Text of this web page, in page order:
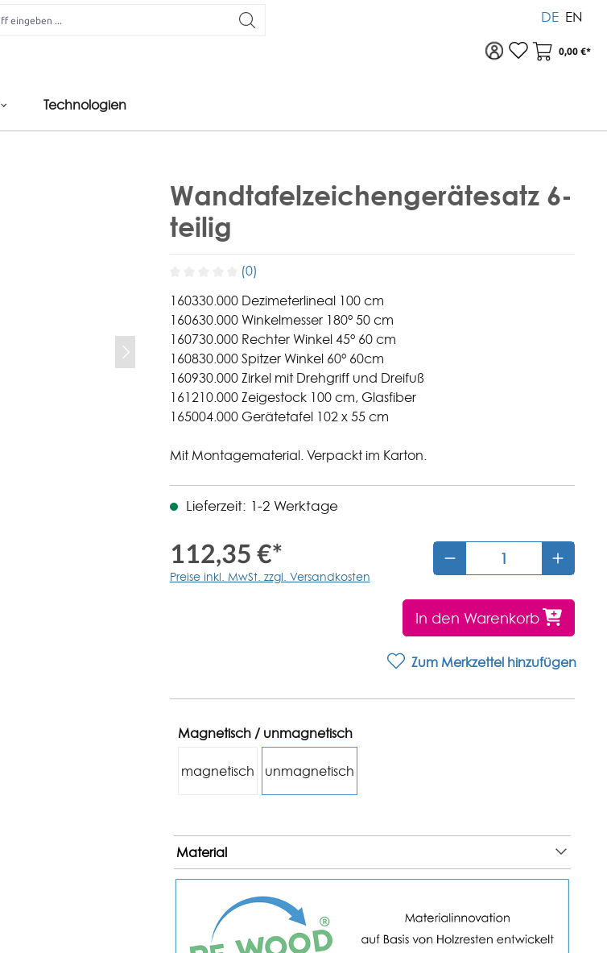
DE EN
Zu Ihrem Konto
0,00 €*
Technologien
Wandtafelzeichengerätesatz 6-
teilig
(0)
160330.000 Dezimeterlineal 100 cm
160630.000 Winkelmesser 180° 50 cm
160730.000 Rechter Winkel 45° 60 cm
160830.000 Spitzer Winkel 60° 60cm
160930.000 Zirkel mit Drehgriff und Dreifuß
161210.000 Zeigestock 100 cm, Glasfiber
165004.000 Gerätetafel 102 x 55 cm
Mit Montagematerial. Verpackt im Karton.
Lieferzeit: 1-2 Werktage
112,35 €*
Preise inkl. MwSt. zzgl. Versandkosten
In den Warenkorb
Zum Merkzettel hinzufügen
Magnetisch / unmagnetisch
magnetisch unmagnetisch
Material